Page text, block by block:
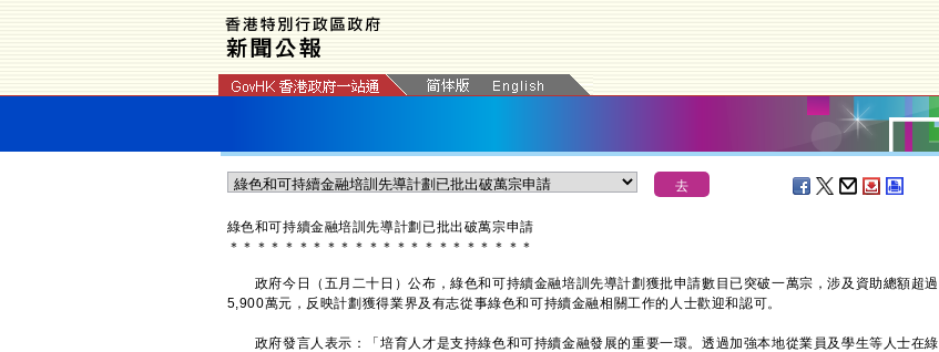
​綠色和可持續金融培訓先導計劃已批出破萬宗申請
＊ ＊ ＊ ＊ ＊ ＊ ＊ ＊ ＊ ＊ ＊ ＊ ＊ ＊ ＊ ＊ ＊ ＊ ＊ ＊ ＊ ＊
政府今日（五月二十日）公布，綠色和可持續金融培訓先導計劃獲批申請數目已突破一萬宗，涉及資助總額超過
5,900萬元，反映計劃獲得業界及有志從事綠色和可持續金融相關工作的人士歡迎和認可。
政府發言人表示：「培育人才是支持綠色和可持續金融發展的重要一環。透過加強本地從業員及學生等人士在綠